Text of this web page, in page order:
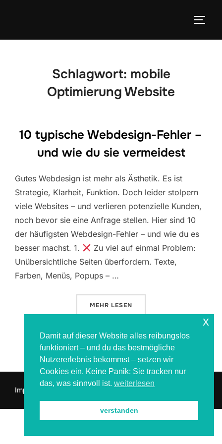
Schlagwort: mobile
Optimierung Website
10 typische Webdesign-Fehler –
und wie du sie vermeidest
Gutes Webdesign ist mehr als Ästhetik. Es ist
Strategie, Klarheit, Funktion. Doch leider stolpern
viele Websites – und verlieren potenzielle Kunden,
noch bevor sie eine Anfrage stellen. Hier sind 10
der häufigsten Webdesign-Fehler – und wie du es
besser machst. 1.
Zu viel auf einmal Problem:
Unübersichtliche Seiten überfordern. Texte,
Farben, Menüs, Popups – …
MEHR ÜBER „10 TYPISCHE
LESEN
Impressum & Datenschutz
Damit auf dieser Website alles reibungslos
funktioniert – und du das bestmögliche
Nutzererlebnis bekommst – setzen wir
Cookies ein. Keine Panik: Sie tracken nur
das, was sinnvoll ist. weiterlesen
verstanden
x